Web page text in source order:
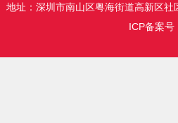
地址：深圳市南山区粤海街道高新区
ICP备案号